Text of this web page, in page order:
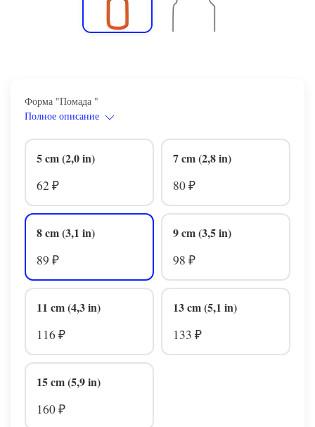
Форма "Помада "
Полное описание
5 cm (2,0 in)
62 ₽
7 cm (2,8 in)
80 ₽
8 cm (3,1 in)
89 ₽
9 cm (3,5 in)
98 ₽
11 cm (4,3 in)
116 ₽
13 cm (5,1 in)
133 ₽
15 cm (5,9 in)
160 ₽